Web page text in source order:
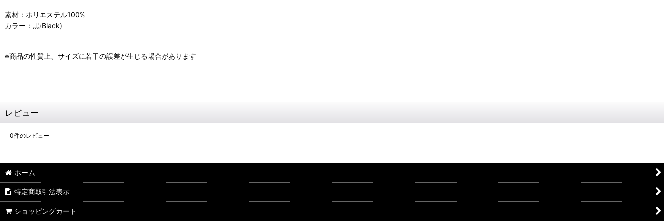
素材：ポリエステル100%
カラー：黒(Black)
※商品の性質上、サイズに若干の誤差が生じる場合があります
レビュー
0件のレビュー
ホーム
特定商取引法表示
ショッピングカート